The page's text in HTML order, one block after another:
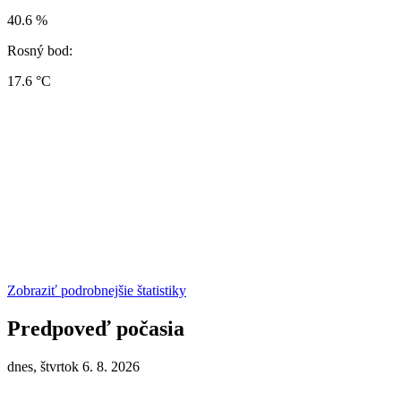
40.6 %
Rosný bod:
17.6 °C
Zobraziť podrobnejšie štatistiky
Predpoveď počasia
dnes, štvrtok 6. 8. 2026